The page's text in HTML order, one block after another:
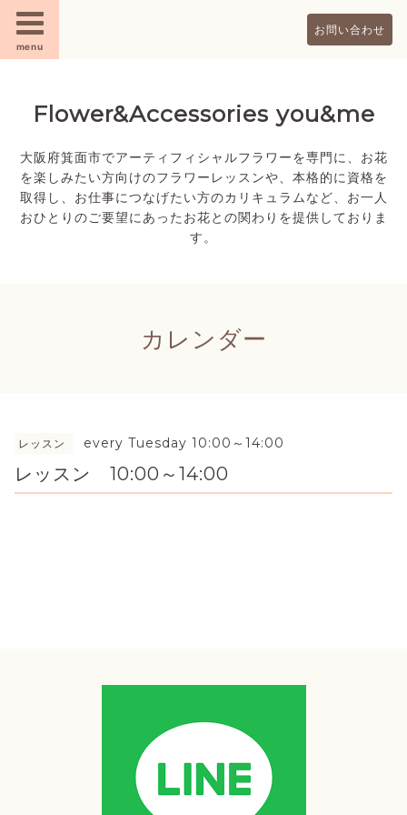
menu
お問い合わせ
Flower&Accessories you&me
大阪府箕面市でアーティフィシャルフラワーを専門に、お花
を楽しみたい方向けのフラワーレッスンや、本格的に資格を
取得し、お仕事につなげたい方のカリキュラムなど、お一人
おひとりのご要望にあったお花との関わりを提供しておりま
す。
カレンダー
レッスン every Tuesday 10:00～14:00
レッスン 10:00～14:00